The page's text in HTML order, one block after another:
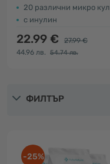
20 различни микро култури
с инулин
22.99 €
27.99 €
44.96 лв.
54.74 лв.
ФИЛТЪР
-25%